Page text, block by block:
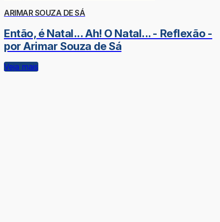
ARIMAR SOUZA DE SÁ
Então, é Natal... Ah! O Natal... - Reflexão -
por Arimar Souza de Sá
Veja mais